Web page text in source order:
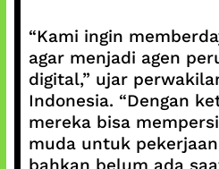
“Kami ingin
agar menjadi agen
digital,” ujar
Indonesia. “Dengan
mereka bisa
muda untuk
bahkan belum ada